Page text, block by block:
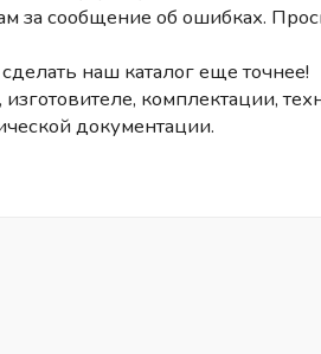
за сообщение об ошибках.
наш каталог еще точнее!
комплектации,
документации.